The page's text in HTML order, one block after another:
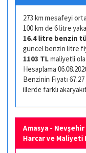
273 km mesafeyi
100 km de 6 litre
16.4 litre benzin
güncel benzin litre
1103 TL maliyetli
Hesaplama
Benzinin Fiyatı 67.27
illerde farklı
Amasya - Nevşehir
Harcar ve Maliyeti